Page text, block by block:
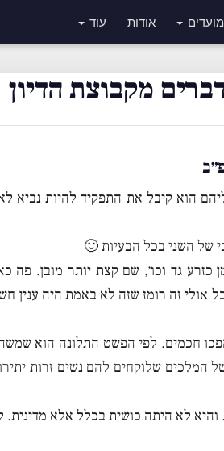
מועדים אודות עוד
מקבוצת הדיון
הוא קיבל את התפקיד להיות נביא
של השני בכל הבעיות 🙂
גד וכו׳, שם קצת יותר מובן. פה
אולי זה רומז שזה לא באמת היה ענין
חכמים. לפי הפשט התלונה הוא
המלכים שלוקחים להם נשים זרות
לא היתה כושית בכלל אלא מדינית.